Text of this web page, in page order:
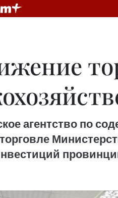
агентство по